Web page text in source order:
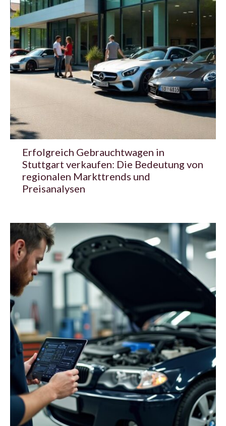
Erfolgreich Gebrauchtwagen in
Stuttgart verkaufen: Die Bedeutung von
regionalen Markttrends und
Preisanalysen